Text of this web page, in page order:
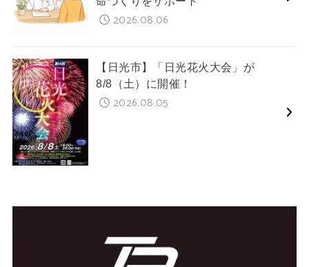
2026.08.06
【日光市】「日光花火大会」が
8/8（土）に開催！
2026.08.05